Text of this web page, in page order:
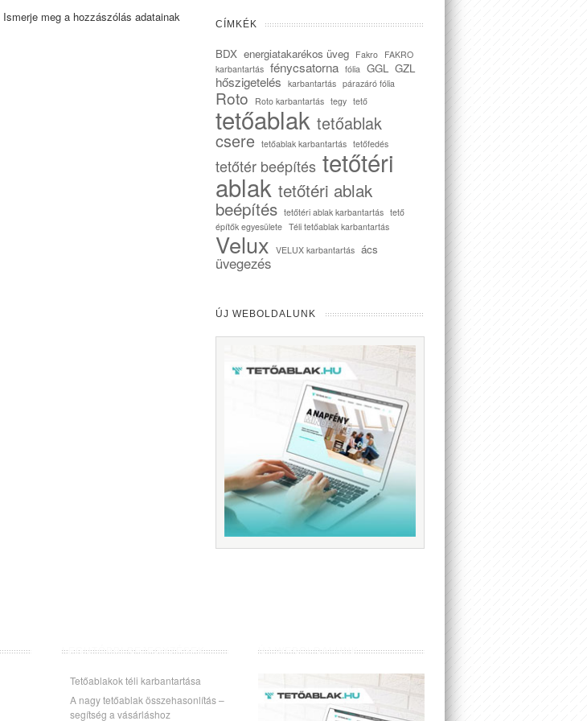
Ismerje meg a hozzászólás adatainak
CÍMKÉK
BDX energiatakarékos üveg Fakro FAKRO
karbantartás fénycsatorna fólia GGL GZL
hőszigetelés karbantartás párazáró fólia
Roto Roto karbantartás tegy tető
tetőablak tetőablak
csere tetőablak karbantartás tetőfedés
tetőtér beépítés tetőtéri
ablak tetőtéri ablak
beépítés tetőtéri ablak karbantartás tető
építők egyesülete Téli tetőablak karbantartás
Velux VELUX karbantartás ács
üvegezés
ÚJ WEBOLDALUNK
LEGUTÓBBI BEJEGYZÉSEK
Tetőablakok téli karbantartása
A nagy tetőablak összehasonlítás –
segítség a vásárláshoz
ÚJ WEBOLDALUNK